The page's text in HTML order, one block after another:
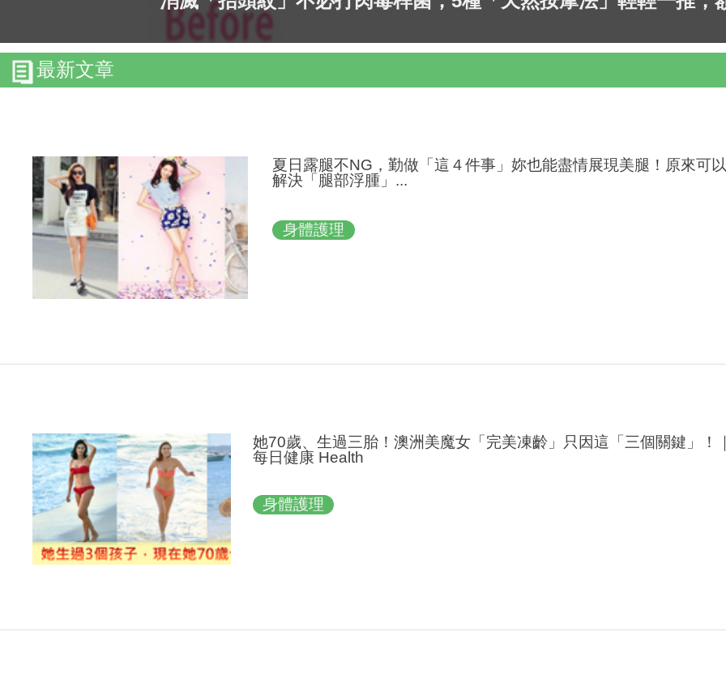
最新文章
夏日露腿不NG，勤做「這４件事」妳也能盡情展現美腿！原來可
解決「腿部浮腫」...
身體護理
她70歲、生過三胎！澳洲美魔女「完美凍齡」只因這「三個關鍵」！｜
每日健康 Health
身體護理